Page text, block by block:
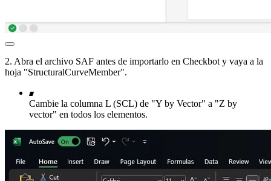
2. Abra el archivo SAF antes de importarlo en Checkbot y vaya a la
hoja "StructuralCurveMember".
Cambie la columna L (SCL) de "Y by Vector" a "Z by
vector" en todos los elementos.